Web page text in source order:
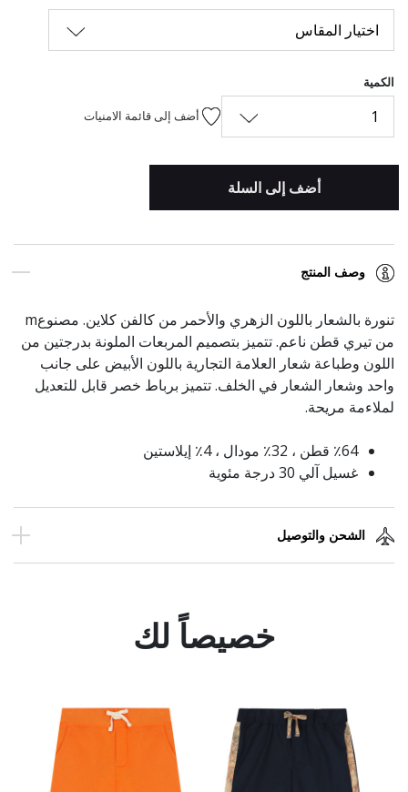
اختيار المقاس
الكمية
1 أضف إلى قائمة الامنيات
أضف إلى السلة
وصف المنتج
تنورة بالشعار باللون الزهري والأحمر من كالفن كلاين. مصنوعm
من تيري قطن ناعم. تتميز بتصميم المربعات الملونة بدرجتين من
اللون وطباعة شعار العلامة التجارية باللون الأبيض على جانب
واحد وشعار الشعار في الخلف. تتميز برباط خصر قابل للتعديل
لملاءمة مريحة.
٪64 قطن ، 32٪ مودال ، 4٪ إيلاستين
غسيل آلي 30 درجة مئوية
الشحن والتوصيل
خصيصاً لك